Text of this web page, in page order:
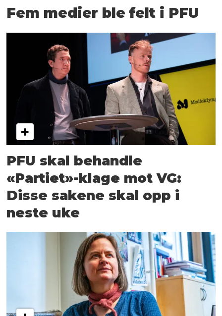
Fem medier ble felt i PFU
PFU skal behandle
«Partiet»-klage mot VG:
Disse sakene skal opp i
neste uke